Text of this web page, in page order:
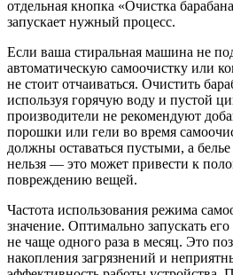
отдельная кнопка «Очистка
запускает нужный процесс.
Если ваша стиральная машина не
автоматическую самоочистку или
не стоит отчаиваться. Очистить
используя горячую воду и пустой
производители не рекомендуют
порошки или гели во время
должны оставаться пустыми, а белье
нельзя — это может привести к
повреждению вещей.
Частота использования режима
значение. Оптимально запускать
не чаще одного раза в месяц. Это
накопления загрязнений и